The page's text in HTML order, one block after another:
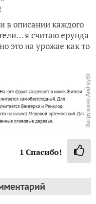
в описании каждого
я считаю ерунда
это на урожае как то
1 Спасибо!